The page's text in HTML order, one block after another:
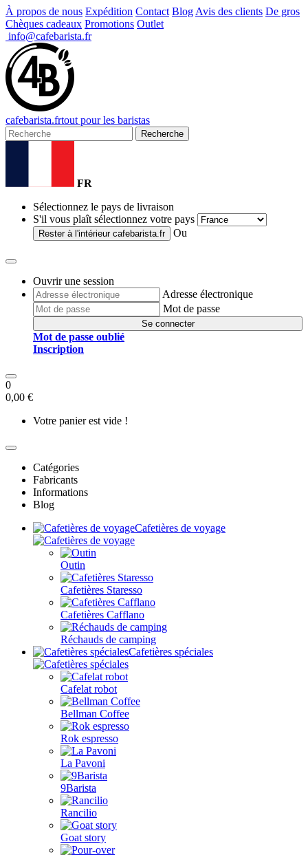
À propos de nous Expédition Contact Blog Avis des clients De gros
Chèques cadeaux Promotions Outlet
info@cafebarista.fr
cafebarista.frtout pour les baristas
Recherche
FR
Sélectionnez le pays de livraison
S'il vous plaît sélectionnez votre pays
Rester à l'intérieur cafebarista.fr Ou
Ouvrir une session
Adresse électronique
Mot de passe
Se connecter
Mot de passe oublié
Inscription
0
0,00 €
Votre panier est vide !
Catégories
Fabricants
Informations
Blog
Cafetières de voyage
Outin
Cafetières Staresso
Cafetières Cafflano
Réchauds de camping
Cafetières spéciales
Cafelat robot
Bellman Coffee
Rok espresso
La Pavoni
9Barista
Rancilio
Goat story